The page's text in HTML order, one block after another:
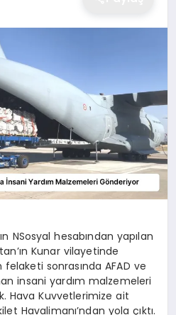
NSosyal hesabından yapılan
Kunar vilayetinde
sonrasında AFAD ve
insani yardım malzemeleri
Hava Kuvvetlerimize ait
Havalimanı’ndan yola çıktı.